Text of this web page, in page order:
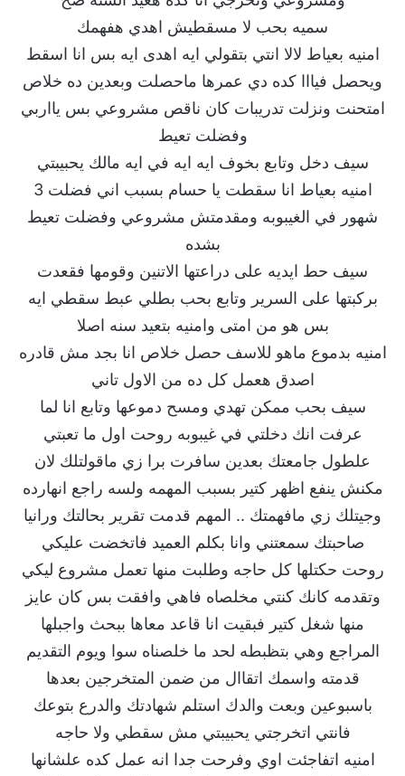
سميه بحب لا مسقطيش اهدي هفهمك
امنيه بعياط لالا انتي بتقولي ايه اهدى ايه بس انا اسقط
ويحصل فيااا كده دي عمرها ماحصلت وبعدين ده خلاص
امتحنت ونزلت تدريبات كان ناقص مشروعي بس يااربي
وفضلت تعيط
سيف دخل وتابع بخوف ايه ايه في ايه مالك يحبيبتي
امنيه بعياط انا سقطت يا حسام بسبب اني فضلت 3
شهور في الغيبوبه ومقدمتش مشروعي وفضلت تعيط
بشده
سيف حط ايديه على دراعتها الاتنين وقومها فقعدت
بركبتها على السرير وتابع بحب بطلي عبط سقطي ايه
بس هو من امتى وامنيه بتعيد سنه اصلا
امنيه بدموع ماهو للاسف حصل خلاص انا بجد مش قادره
اصدق هعمل كل ده من الاول تاني
سيف بحب ممكن تهدي ومسح دموعها وتابع انا لما
عرفت انك دخلتي في غيبوبه روحت اول ما تعبتي
علطول جامعتك بعدين سافرت برا زي ماقولتلك لان
مكنش ينفع اظهر كتير بسبب المهمه ولسه راجع انهارده
وجيتلك زي مافهمتك .. المهم قدمت تقرير بحالتك ورانيا
صاحبتك سمعتني وانا بكلم العميد فاتخضت عليكي
روحت حكتلها كل حاجه وطلبت منها تعمل مشروع ليكي
وتقدمه كانك كنتي مخلصاه فاهي وافقت بس كان عايز
منها شغل كتير فبقيت انا قاعد معاها ببحث واجبلها
المراجع وهي بتظبطه لحد ما خلصناه سوا ويوم التقديم
قدمته واسمك اتقاال من ضمن المتخرجين بعدها
باسبوعين وبعت والدك استلم شهادتك والدرع بتوعك
فانتي اتخرجتي يحبيبتي مش سقطي ولا حاجه
امنيه اتفاجئت اوي وفرحت جدا انه عمل كده علشانها